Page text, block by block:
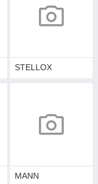
STELLOX
MANN